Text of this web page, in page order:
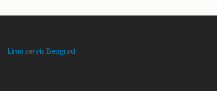
Limo servis Beograd